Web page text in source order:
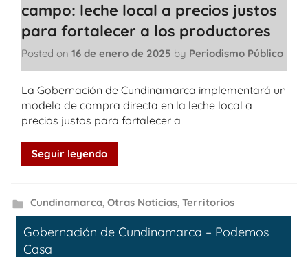
campo: leche local a precios justos
para fortalecer a los productores
Posted on 16 de enero de 2025 by Periodismo Público
La Gobernación de Cundinamarca implementará un
modelo de compra directa en la leche local a
precios justos para fortalecer a
Seguir leyendo
Cundinamarca, Otras Noticias, Territorios
Gobernación de Cundinamarca – Podemos
Casa